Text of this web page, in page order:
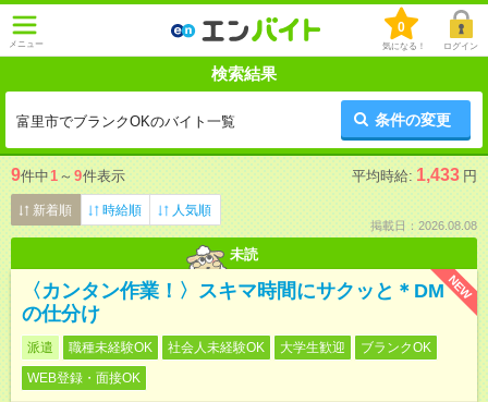
メニュー
0
気になる！ ログイン
検索結果
富里市でブランクOKのバイト一覧 条件の変更
9件中1 ～ 9件表示 平均時給: 1,433 円
新着順 時給順 人気順
掲載日：2026.08.08
未読
NEW
〈カンタン作業！〉スキマ時間にサクッと＊DM
の仕分け
派遣 職種未経験OK 社会人未経験OK 大学生歓迎
ブランクOK
WEB登録・面接OK